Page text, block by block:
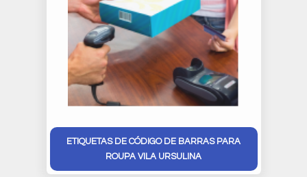
ETIQUETAS DE CÓDIGO DE BARRAS PARA
ROUPA VILA URSULINA